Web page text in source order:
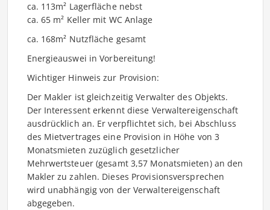
ca. 113m² Lagerfläche nebst
ca. 65 m² Keller mit WC Anlage
ca. 168m² Nutzfläche gesamt
Energieauswei in Vorbereitung!
Wichtiger Hinweis zur Provision:
Der Makler ist gleichzeitig Verwalter des Objekts.
Der Interessent erkennt diese Verwaltereigenschaft
ausdrücklich an. Er verpflichtet sich, bei Abschluss
des Mietvertrages eine Provision in Höhe von 3
Monatsmieten zuzüglich gesetzlicher
Mehrwertsteuer (gesamt 3,57 Monatsmieten) an den
Makler zu zahlen. Dieses Provisionsversprechen
wird unabhängig von der Verwaltereigenschaft
abgegeben.